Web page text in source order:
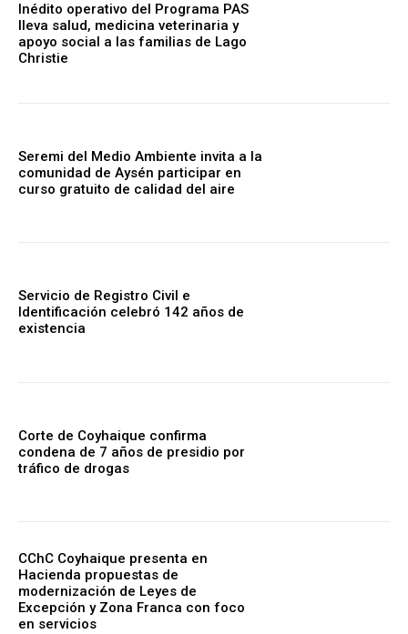
Inédito operativo del Programa PAS
lleva salud, medicina veterinaria y
apoyo social a las familias de Lago
Christie
Seremi del Medio Ambiente invita a la
comunidad de Aysén participar en
curso gratuito de calidad del aire
Servicio de Registro Civil e
Identificación celebró 142 años de
existencia
Corte de Coyhaique confirma
condena de 7 años de presidio por
tráfico de drogas
CChC Coyhaique presenta en
Hacienda propuestas de
modernización de Leyes de
Excepción y Zona Franca con foco
en servicios